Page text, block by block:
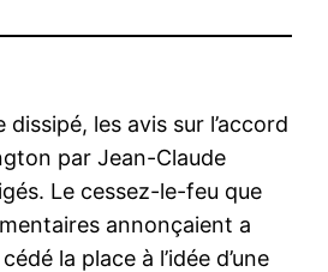
dissipé, les avis sur l’accord
par Jean-Claude
Le cessez-le-feu que
annonçaient a
la place à l’idée d’une